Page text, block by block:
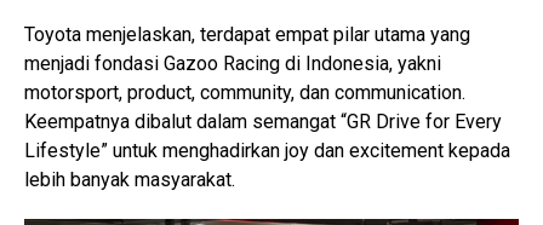
Toyota menjelaskan, terdapat empat pilar utama yang
menjadi fondasi Gazoo Racing di Indonesia, yakni
motorsport, product, community, dan communication.
Keempatnya dibalut dalam semangat “GR Drive for Every
Lifestyle” untuk menghadirkan joy dan excitement kepada
lebih banyak masyarakat.